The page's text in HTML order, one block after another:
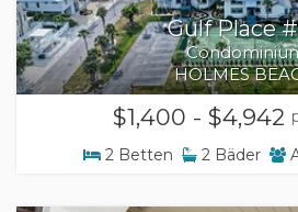
Gulf Place
HOLMES
$1,400 - $4,942
2Betten 2Bäder